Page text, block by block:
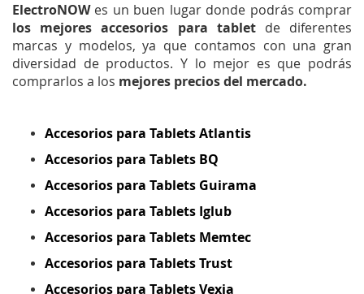
ElectroNOWes un buen lugar donde podrás comprar
los mejores accesorios para tablet de diferentes
marcas y modelos, ya que contamos con una gran
diversidad de productos. Y lo mejor es que podrás
comprarlos a los mejores precios del mercado.
Accesorios para Tablets Atlantis
Accesorios para Tablets BQ
Accesorios para Tablets Guirama
Accesorios para Tablets Iglub
Accesorios para Tablets Memtec
Accesorios para Tablets Trust
Accesorios para Tablets Vexia